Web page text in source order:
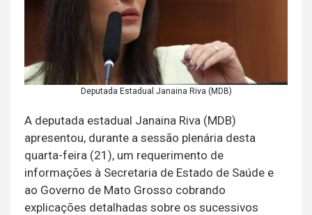
Deputada Estadual Janaina Riva (MDB)
A deputada estadual Janaina Riva (MDB)
apresentou, durante a sessão plenária desta
quarta-feira (21), um requerimento de
informações à Secretaria de Estado de Saúde e
ao Governo de Mato Grosso cobrando
explicações detalhadas sobre os sucessivos